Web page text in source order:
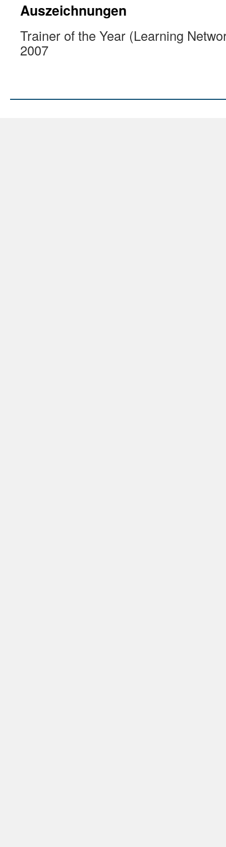
Auszeichnungen
Trainer of the Year (Learning
2007